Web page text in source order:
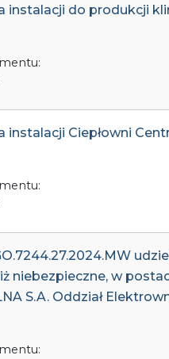
instalacji do produkcji
Ciepłowni
niebezpieczne, w
S.A. Oddział